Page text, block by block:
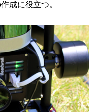
成に役立つ。